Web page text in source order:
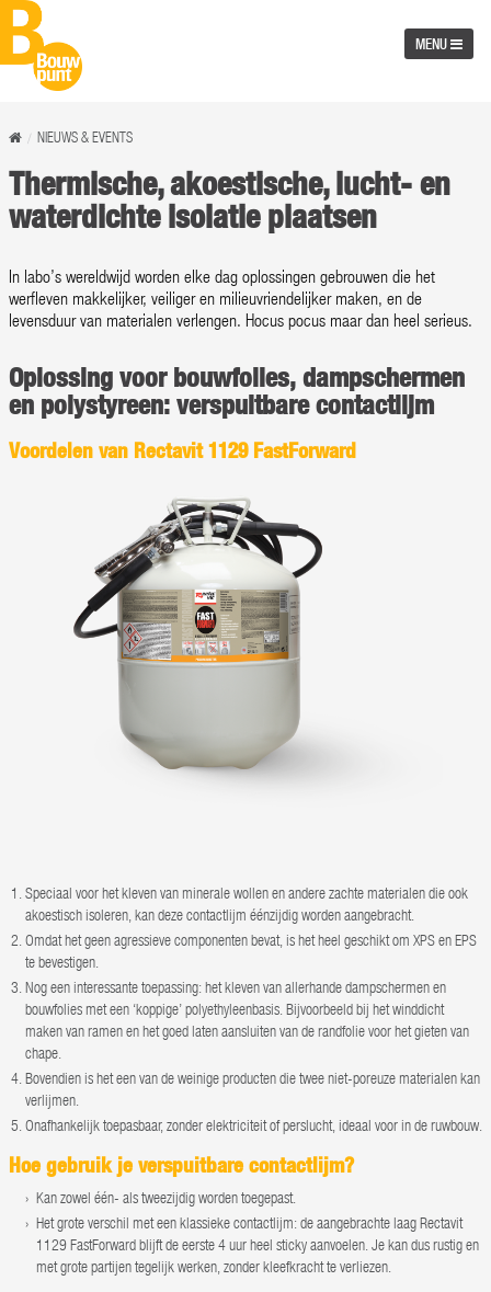
MENU
NIEUWS & EVENTS
Thermische, akoestische, lucht- en
waterdichte isolatie plaatsen
In labo’s wereldwijd worden elke dag oplossingen gebrouwen die het
werfleven makkelijker, veiliger en milieuvriendelijker maken, en de
levensduur van materialen verlengen. Hocus pocus maar dan heel serieus.
Oplossing voor bouwfolies, dampschermen
en polystyreen: verspuitbare contactlijm
Voordelen van Rectavit 1129 FastForward
Speciaal voor het kleven van minerale wollen en andere zachte materialen die ook
akoestisch isoleren, kan deze contactlijm éénzijdig worden aangebracht.
Omdat het geen agressieve componenten bevat, is het heel geschikt om XPS en EPS
te bevestigen.
Nog een interessante toepassing: het kleven van allerhande dampschermen en
bouwfolies met een ‘koppige’ polyethyleenbasis. Bijvoorbeeld bij het winddicht
maken van ramen en het goed laten aansluiten van de randfolie voor het gieten van
chape.
Bovendien is het een van de weinige producten die twee niet-poreuze materialen kan
verlijmen.
Onafhankelijk toepasbaar, zonder elektriciteit of perslucht, ideaal voor in de ruwbouw.
Hoe gebruik je verspuitbare contactlijm?
Kan zowel één- als tweezijdig worden toegepast.
Het grote verschil met een klassieke contactlijm: de aangebrachte laag Rectavit
1129 FastForward blijft de eerste 4 uur heel sticky aanvoelen. Je kan dus rustig en
met grote partijen tegelijk werken, zonder kleefkracht te verliezen.